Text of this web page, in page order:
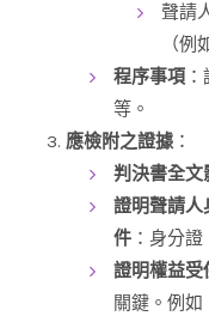
聲請
（
程序事項
等。
應檢附之證據 ：
判決書全文
證明聲請人
件 ：身分
證明權益受
關鍵。例